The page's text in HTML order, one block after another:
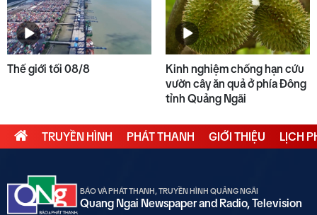
Thế giới tối 08/8
Kinh nghiệm chống hạn cứu
vườn cây ăn quả ở phía Đông
tỉnh Quảng Ngãi
TRUYỀN HÌNH PHÁT THANH GIỚI THIỆU LỊCH
BÁO VÀ PHÁT THANH, TRUYỀN HÌNH QUẢNG NGÃI
Quang Ngai Newspaper and Radio, Television